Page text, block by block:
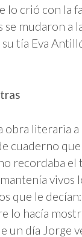
lo crió con la
se mudaron a
su tía Eva
obra literaria a
cuaderno
recordaba el
vivos
que le
lo hacía
un día Jorge